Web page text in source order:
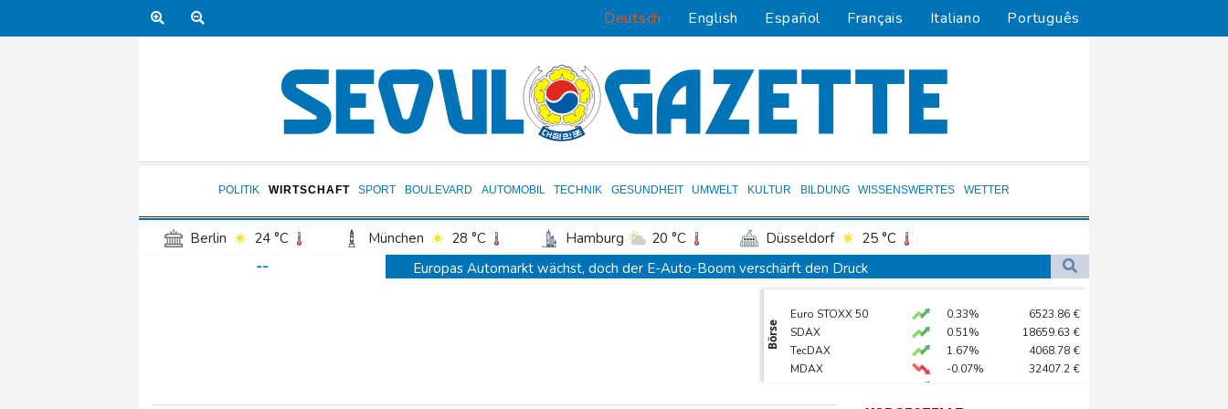
Deutsch English Español Français Italiano Português
POLITIK WIRTSCHAFT SPORT BOULEVARD AUTOMOBIL TECHNIK GESUNDHEIT UMWELT KULTUR BILDUNG WISSENSWERTES WETTER
Berlin 24 °C München 28 °C Hamburg 20 °C Düsseldorf
25 °C
Frankfurt am Main
Potsdam 23 °C Leipzig 24 °C Dortmund
Bremen
Wien
28 °C
--
Europas Automarkt wächst, doch der E-Auto-Boom verschärft den Druck
Verkehrsminister Bilger verteidigt Aussetzung von Sonntagsfahrverbot für Lkw
Maextro S800: Chinas Luxusangriff auf Maybach und S-Klasse
Opel Grandland Electric AWD: Zugkraft für den Wohnwagen
Börse
Euro STOXX 50 0.33% 6523.86 €
SDAX
0.51% 18659.63 €
TecDAX
1.67% 4068.78 €
MDAX
-0.07% 32407.2 €
Goldpreis
2.28%